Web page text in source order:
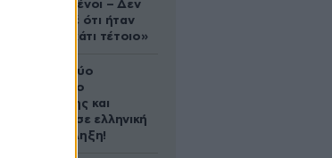
συντετριμμένοι – Δεν
έδειξε ποτέ ότι ήταν
ικανός για κάτι τέτοιο»
Ακυρώνει δύο
συμβόλαια ο
Λαρεντζάκης και
υπογράφει σε ελληνική
ομάδα-έκπληξη!